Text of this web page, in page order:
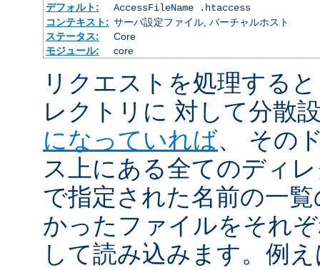
デフォルト:
AccessFileName .htaccess
コンテキスト: サーバ設定ファイル, バーチャルホスト
ステータス:
Core
モジュール:
core
リクエストを処理する
レクトリに 対して分散
になっていれば、 その
ス上にある全てのディ
で指定された名前の一
かったファイルをそれ
して読み込みます。例